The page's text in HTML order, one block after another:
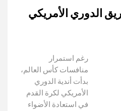
الدوري الأمريكي
رغم استمرار
منافسات كأس العالم،
بدأت أندية الدوري
الأمريكي لكرة القدم
في استعادة الأضواء